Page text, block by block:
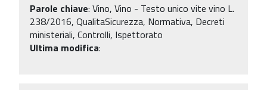
Parole chiave: Vino, Vino - Testo unico vite vino L.
238/2016, QualitaSicurezza, Normativa, Decreti
ministeriali, Controlli, Ispettorato
Ultima modifica: